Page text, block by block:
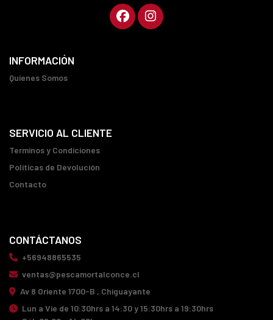
INFORMACIÓN
Quienes Somos
SERVICIO AL CLIENTE
Terminos y Condiciones
Políticas de Devolución
Contacto
CONTÁCTANOS
+56948865535
ventas@pescamortalconce.cl
Av 8 Oriente 1700-B , Chiguayante
Lun a Vie de 10:30hrs a 14:30 y 15:30hrs a 19:30hrs